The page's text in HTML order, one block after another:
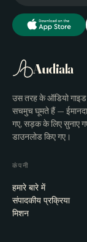
Audiala
उस तरह के ऑडियो
सचमुच घूमते हैं —
गए, सड़क के लिए सुनाए
डाउनलोड किए गए।
कंपनी
हमारे बारे में
संपादकीय प्रक्रिया
मिशन